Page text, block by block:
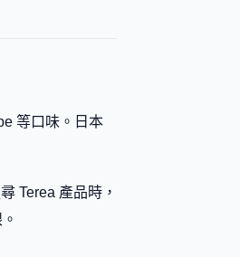
等口味。日本
Terea 產品時，